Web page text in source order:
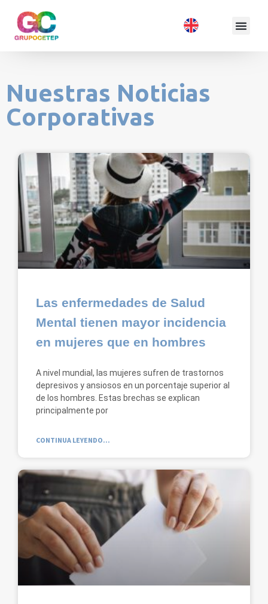
Nuestras Noticias
Corporativas
Las enfermedades de Salud
Mental tienen mayor incidencia
en mujeres que en hombres
A nivel mundial, las mujeres sufren de trastornos
depresivos y ansiosos en un porcentaje superior al
de los hombres. Estas brechas se explican
principalmente por
CONTINUA LEYENDO...